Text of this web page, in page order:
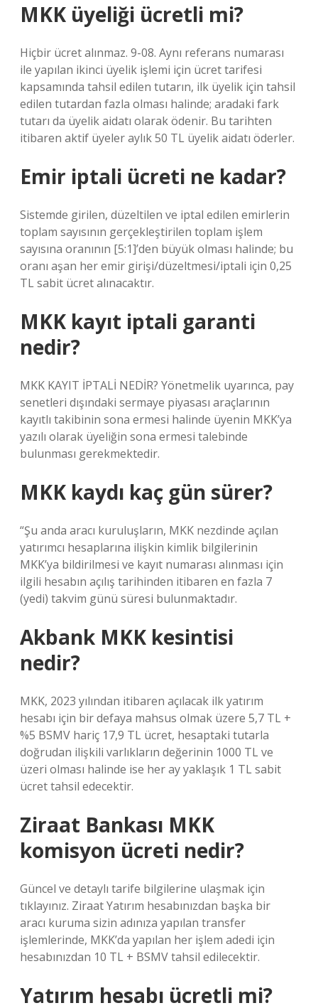
MKK üyeliği ücretli mi?
Hiçbir ücret alınmaz. 9-08. Aynı referans numarası
ile yapılan ikinci üyelik işlemi için ücret tarifesi
kapsamında tahsil edilen tutarın, ilk üyelik için tahsil
edilen tutardan fazla olması halinde; aradaki fark
tutarı da üyelik aidatı olarak ödenir. Bu tarihten
itibaren aktif üyeler aylık 50 TL üyelik aidatı öderler.
Emir iptali ücreti ne kadar?
Sistemde girilen, düzeltilen ve iptal edilen emirlerin
toplam sayısının gerçekleştirilen toplam işlem
sayısına oranının [5:1]’den büyük olması halinde; bu
oranı aşan her emir girişi/düzeltmesi/iptali için 0,25
TL sabit ücret alınacaktır.
MKK kayıt iptali garanti
nedir?
MKK KAYIT İPTALİ NEDİR? Yönetmelik uyarınca, pay
senetleri dışındaki sermaye piyasası araçlarının
kayıtlı takibinin sona ermesi halinde üyenin MKK’ya
yazılı olarak üyeliğin sona ermesi talebinde
bulunması gerekmektedir.
MKK kaydı kaç gün sürer?
“Şu anda aracı kuruluşların, MKK nezdinde açılan
yatırımcı hesaplarına ilişkin kimlik bilgilerinin
MKK’ya bildirilmesi ve kayıt numarası alınması için
ilgili hesabın açılış tarihinden itibaren en fazla 7
(yedi) takvim günü süresi bulunmaktadır.
Akbank MKK kesintisi
nedir?
MKK, 2023 yılından itibaren açılacak ilk yatırım
hesabı için bir defaya mahsus olmak üzere 5,7 TL +
%5 BSMV hariç 17,9 TL ücret, hesaptaki tutarla
doğrudan ilişkili varlıkların değerinin 1000 TL ve
üzeri olması halinde ise her ay yaklaşık 1 TL sabit
ücret tahsil edecektir.
Ziraat Bankası MKK
komisyon ücreti nedir?
Güncel ve detaylı tarife bilgilerine ulaşmak için
tıklayınız. Ziraat Yatırım hesabınızdan başka bir
aracı kuruma sizin adınıza yapılan transfer
işlemlerinde, MKK’da yapılan her işlem adedi için
hesabınızdan 10 TL + BSMV tahsil edilecektir.
Yatırım hesabı ücretli mi?